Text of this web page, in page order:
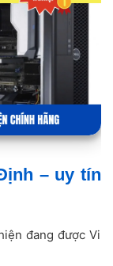
– uy tín
đang được Vi